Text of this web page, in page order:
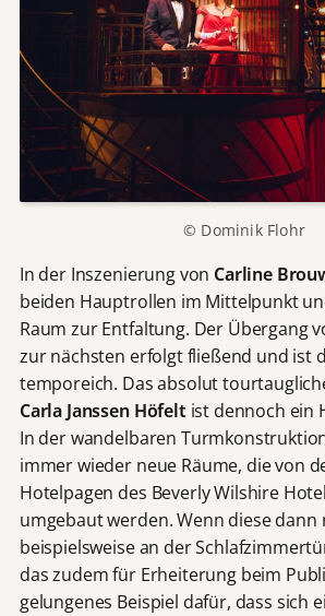
© Dominik Flohr
In der Inszenierung von Carline
beiden Hauptrollen im Mittelpunkt
Raum zur Entfaltung. Der Übergang
zur nächsten erfolgt fließend und ist
temporeich. Das absolut
Carla Janssen Höfeltist dennoch ein
In der wandelbaren
immer wieder neue Räume, die von
Hotelpagen des Beverly Wilshire
umgebaut werden. Wenn diese dann
beispielsweise an der
das zudem für Erheiterung beim
gelungenes Beispiel dafür, dass sich